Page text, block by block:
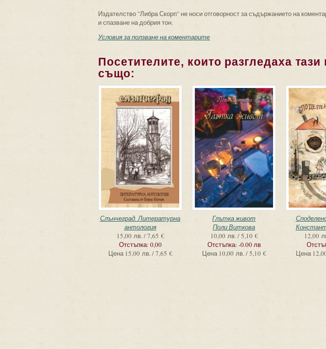
Издателство "Либра Скорп" не носи отговорност за съдържанието на
и спазване на добрия тон.
Условия за ползване на коментарите
Посетителите, които разгледаха тази
също:
Слънчеград. Литературна
антология
15,00 лв. / 7,65 €
Отстъпка: 0,00
Цена 15,00 лв. / 7,65 €
Глътка живот
Поли Виткова
10,00 лв. / 5,10 €
Отстъпка: -0.00 лв
Цена 10,00 лв. / 5,10 €
12,00
Цена